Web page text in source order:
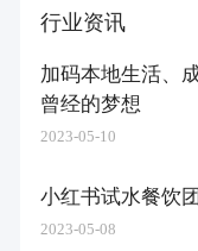
行业资讯
加码本地生活、
曾经的梦想
2023-05-10
小红书试水餐饮
2023-05-08